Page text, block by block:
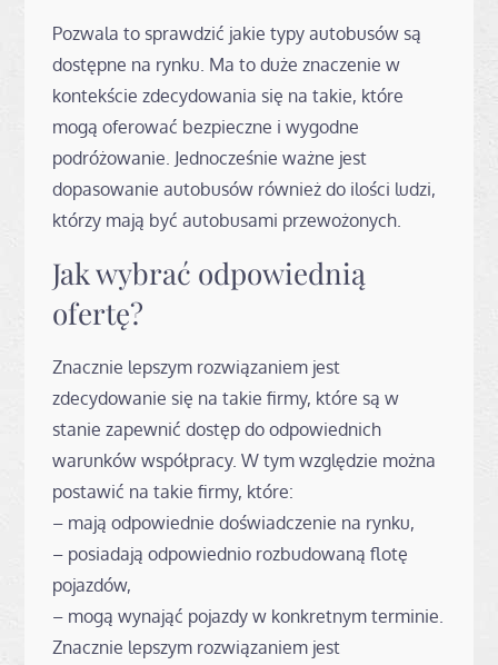
Pozwala to sprawdzić jakie typy autobusów są
dostępne na rynku. Ma to duże znaczenie w
kontekście zdecydowania się na takie, które
mogą oferować bezpieczne i wygodne
podróżowanie. Jednocześnie ważne jest
dopasowanie autobusów również do ilości ludzi,
którzy mają być autobusami przewożonych.
Jak wybrać odpowiednią
ofertę?
Znacznie lepszym rozwiązaniem jest
zdecydowanie się na takie firmy, które są w
stanie zapewnić dostęp do odpowiednich
warunków współpracy. W tym względzie można
postawić na takie firmy, które:
– mają odpowiednie doświadczenie na rynku,
– posiadają odpowiednio rozbudowaną flotę
pojazdów,
– mogą wynająć pojazdy w konkretnym terminie.
Znacznie lepszym rozwiązaniem jest